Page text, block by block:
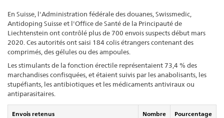
En Suisse, l'Administration fédérale des douanes, Swissmedic,
Antidoping Suisse et l'Office de Santé de la Principauté de
Liechtenstein ont contrôlé plus de 700 envois suspects début mars
2020. Ces autorités ont saisi 184 colis étrangers contenant des
comprimés, des gélules ou des ampoules.
Les stimulants de la fonction érectile représentaient 73,4 % des
marchandises confisquées, et étaient suivis par les anabolisants, les
stupéfiants, les antibiotiques et les médicaments antiviraux ou
antiparasitaires.
Envois retenus Nombre Pourcentage